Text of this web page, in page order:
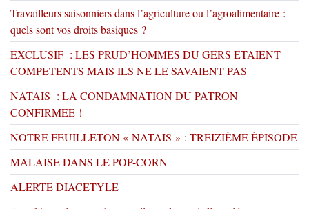
Travailleurs saisonniers dans l’agriculture ou l’agroalimentaire :
quels sont vos droits basiques ?
EXCLUSIF : LES PRUD’HOMMES DU GERS ETAIENT
COMPETENTS MAIS ILS NE LE SAVAIENT PAS
NATAIS : LA CONDAMNATION DU PATRON
CONFIRMEE !
NOTRE FEUILLETON « NATAIS » : TREIZIÈME ÉPISODE
MALAISE DANS LE POP-CORN
ALERTE DIACETYLE